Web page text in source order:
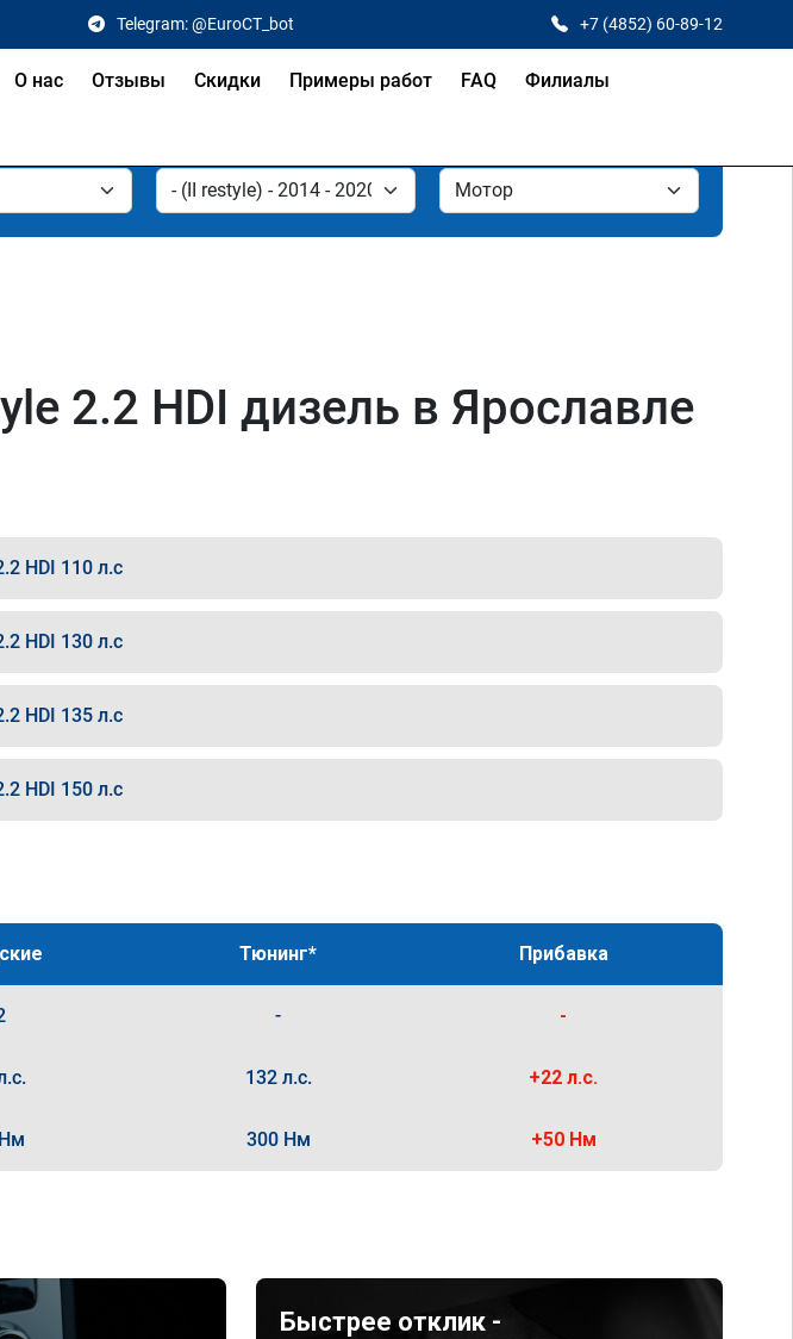
Telegram: @EuroCT_bot +7 (4852) 60-89-12
О нас Отзывы Скидки Примеры работ FAQ Филиалы
2.2 HDI дизель в Ярославле
HDI 110 л.с
HDI 130 л.с
HDI 135 л.с
HDI 150 л.с
Тюнинг* Прибавка
- -
132 л.с. +22 л.с.
300 Нм +50 Нм
Быстрее отклик -